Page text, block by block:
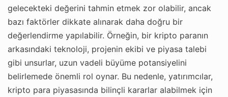
gelecekteki değerini tahmin etmek zor olabilir, ancak
bazı faktörler dikkate alınarak daha doğru bir
değerlendirme yapılabilir. Örneğin, bir kripto paranın
arkasındaki teknoloji, projenin ekibi ve piyasa talebi
gibi unsurlar, uzun vadeli büyüme potansiyelini
belirlemede önemli rol oynar. Bu nedenle, yatırımcılar,
kripto para piyasasında bilinçli kararlar alabilmek için